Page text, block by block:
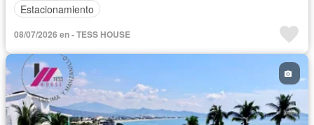
Estacionamiento
08/07/2026 en - TESS HOUSE